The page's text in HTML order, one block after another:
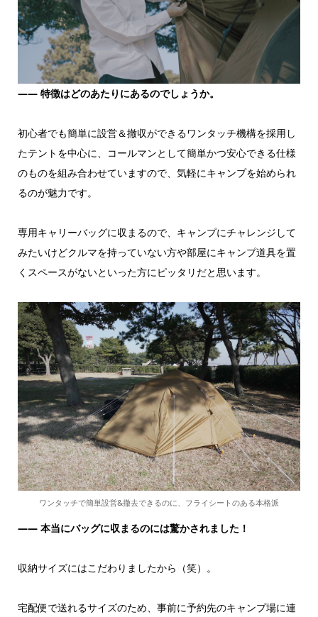
――特徴はどのあたりにあるのでしょうか。
初心者でも簡単に設営＆撤収ができるワンタッチ機構を採用し
たテントを中心に、コールマンとして簡単かつ安心できる仕様
のものを組み合わせていますので、気軽にキャンプを始められ
るのが魅力です。
専用キャリーバッグに収まるので、キャンプにチャレンジして
みたいけどクルマを持っていない方や部屋にキャンプ道具を置
くスペースがないといった方にピッタリだと思います。
ワンタッチで簡単設営&撤去できるのに、フライシートのある本格派
――本当にバッグに収まるのには驚かされました！
収納サイズにはこだわりましたから（笑）。
宅配便で送れるサイズのため、事前に予約先のキャンプ場に連